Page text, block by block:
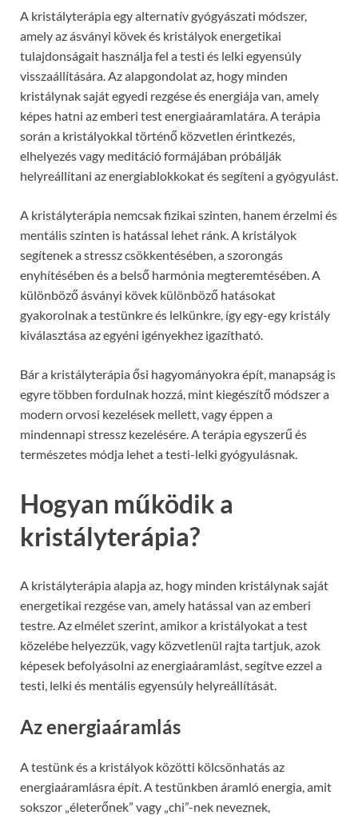
A kristályterápia egy alternatív gyógyászati módszer,
amely az ásványi kövek és kristályok energetikai
tulajdonságait használja fel a testi és lelki egyensúly
visszaállítására. Az alapgondolat az, hogy minden
kristálynak saját egyedi rezgése és energiája van, amely
képes hatni az emberi test energiaáramlatára. A terápia
során a kristályokkal történő közvetlen érintkezés,
elhelyezés vagy meditáció formájában próbálják
helyreállítani az energiablokkokat és segíteni a gyógyulást.
A kristályterápia nemcsak fizikai szinten, hanem érzelmi és
mentális szinten is hatással lehet ránk. A kristályok
segítenek a stressz csökkentésében, a szorongás
enyhítésében és a belső harmónia megteremtésében. A
különböző ásványi kövek különböző hatásokat
gyakorolnak a testünkre és lelkünkre, így egy-egy kristály
kiválasztása az egyéni igényekhez igazítható.
Bár a kristályterápia ősi hagyományokra épít, manapság is
egyre többen fordulnak hozzá, mint kiegészítő módszer a
modern orvosi kezelések mellett, vagy éppen a
mindennapi stressz kezelésére. A terápia egyszerű és
természetes módja lehet a testi-lelki gyógyulásnak.
Hogyan működik a
kristályterápia?
A kristályterápia alapja az, hogy minden kristálynak saját
energetikai rezgése van, amely hatással van az emberi
testre. Az elmélet szerint, amikor a kristályokat a test
közelébe helyezzük, vagy közvetlenül rajta tartjuk, azok
képesek befolyásolni az energiaáramlást, segítve ezzel a
testi, lelki és mentális egyensúly helyreállítását.
Az energiaáramlás
A testünk és a kristályok közötti kölcsönhatás az
energiaáramlásra épít. A testünkben áramló energia, amit
sokszor „életerőnek” vagy „chi”-nek neveznek,